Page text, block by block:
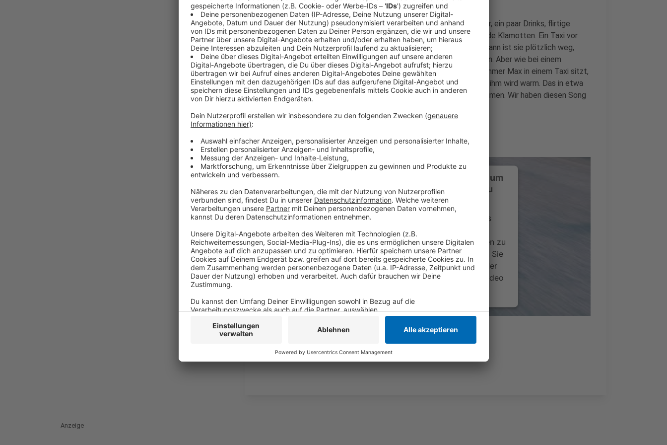
Ein Abend des Jahres 2012, mitten im Sommer. Die Frau an der Bar, ein paar Drinks, flirtige
Gespräche, 40 Grad Lufttemperatur draußen, vor Schweiß klebende Klamotten. Ein Taxi vor
der Tür, rein, Fenster auf, fiebrige Küsse auf der Rückbank – und dann ist sie plötzlich weg,
rausgesprungen an einer Ampel, rausgesprungen aus seinem Leben. Aber wie bei einem
Pawlow’schen Hund hat sich dieser Moment eingegraben. Wann immer Max in einem Taxi sitzt,
springen seine Gedanken ein Jahrzehnt zurück in diese Nacht, und ihm wird warm. Das in etwa
ist das, was wir in dieser Single "Taxi" von Giesinger erzählt bekommen. Wir haben diesen Song
Wir benötigen Ihre Zustimmung, um
den YouTube Video-Service zu
laden!
Wir verwenden einen Service eines
Drittanbieters, um Videoinhalte
einzubetten. Dieser Service kann Daten zu
Ihren Aktivitäten sammeln. Bitte lesen Sie
die Details durch und stimmen Sie der
Nutzung des Service zu, um dieses Video
Mehr Informationen
Akzeptieren
powered byUsercentrics Consent Management
Platform
Max Giesinger - Taxi
Anzeige
Anzeige